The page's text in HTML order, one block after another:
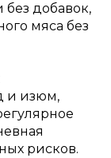
добавок,
мяса без
и изюм,
рисков.